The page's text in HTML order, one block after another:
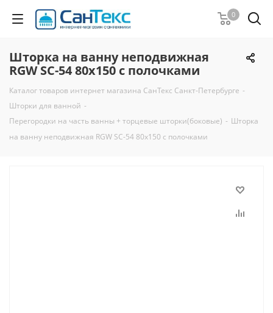
0
Шторка на ванну неподвижная
RGW SC-54 80х150 с полочками
Каталог товаров интернет магазина СанТекс Санкт-Петербурге -
Шторки для ванной -
Перегородки на часть ванны + торцевые шторки(боковые) - Шторка
на ванну неподвижная RGW SC-54 80х150 с полочками